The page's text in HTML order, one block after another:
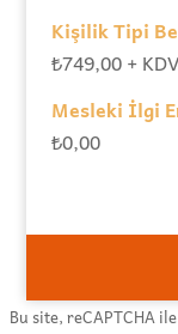
Kişilik Tipi
₺749,00 + KDV
Mesleki İlgi
₺0,00
Bu site, reCAPTCHA